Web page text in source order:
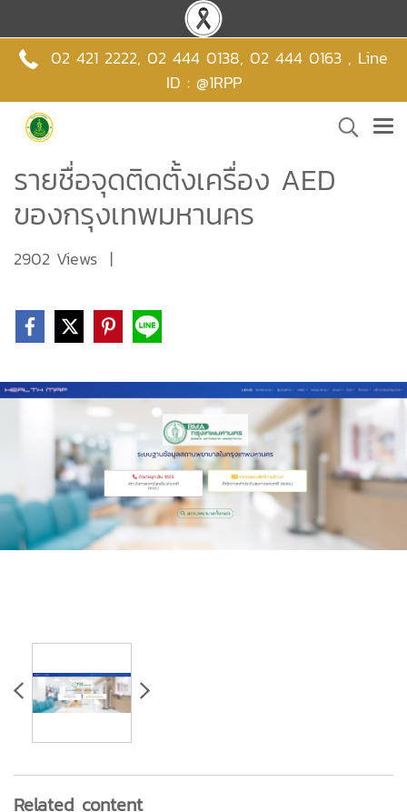
02 421 2222, 02 444 0138, 02 444 0163 , Line
ID : @1RPP
รายชื่อจุดติดตั้งเครื่อง AED
ของกรุงเทพมหานคร
2902 Views |
Related content